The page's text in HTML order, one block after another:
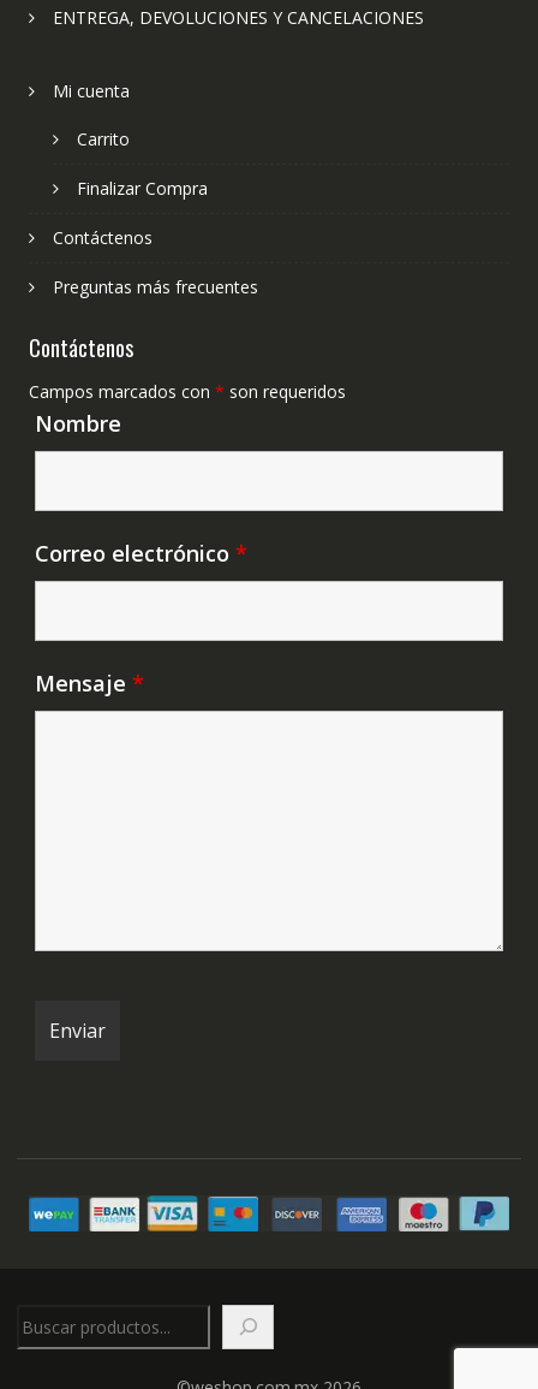
ENTREGA, DEVOLUCIONES Y CANCELACIONES
Mi cuenta
Carrito
Finalizar Compra
Contáctenos
Preguntas más frecuentes
Contáctenos
Campos marcados con * son requeridos
Nombre
Correo electrónico *
Mensaje *